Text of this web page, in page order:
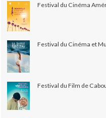
Festival du Cinéma
Festival du Cinéma et
Festival du Film de